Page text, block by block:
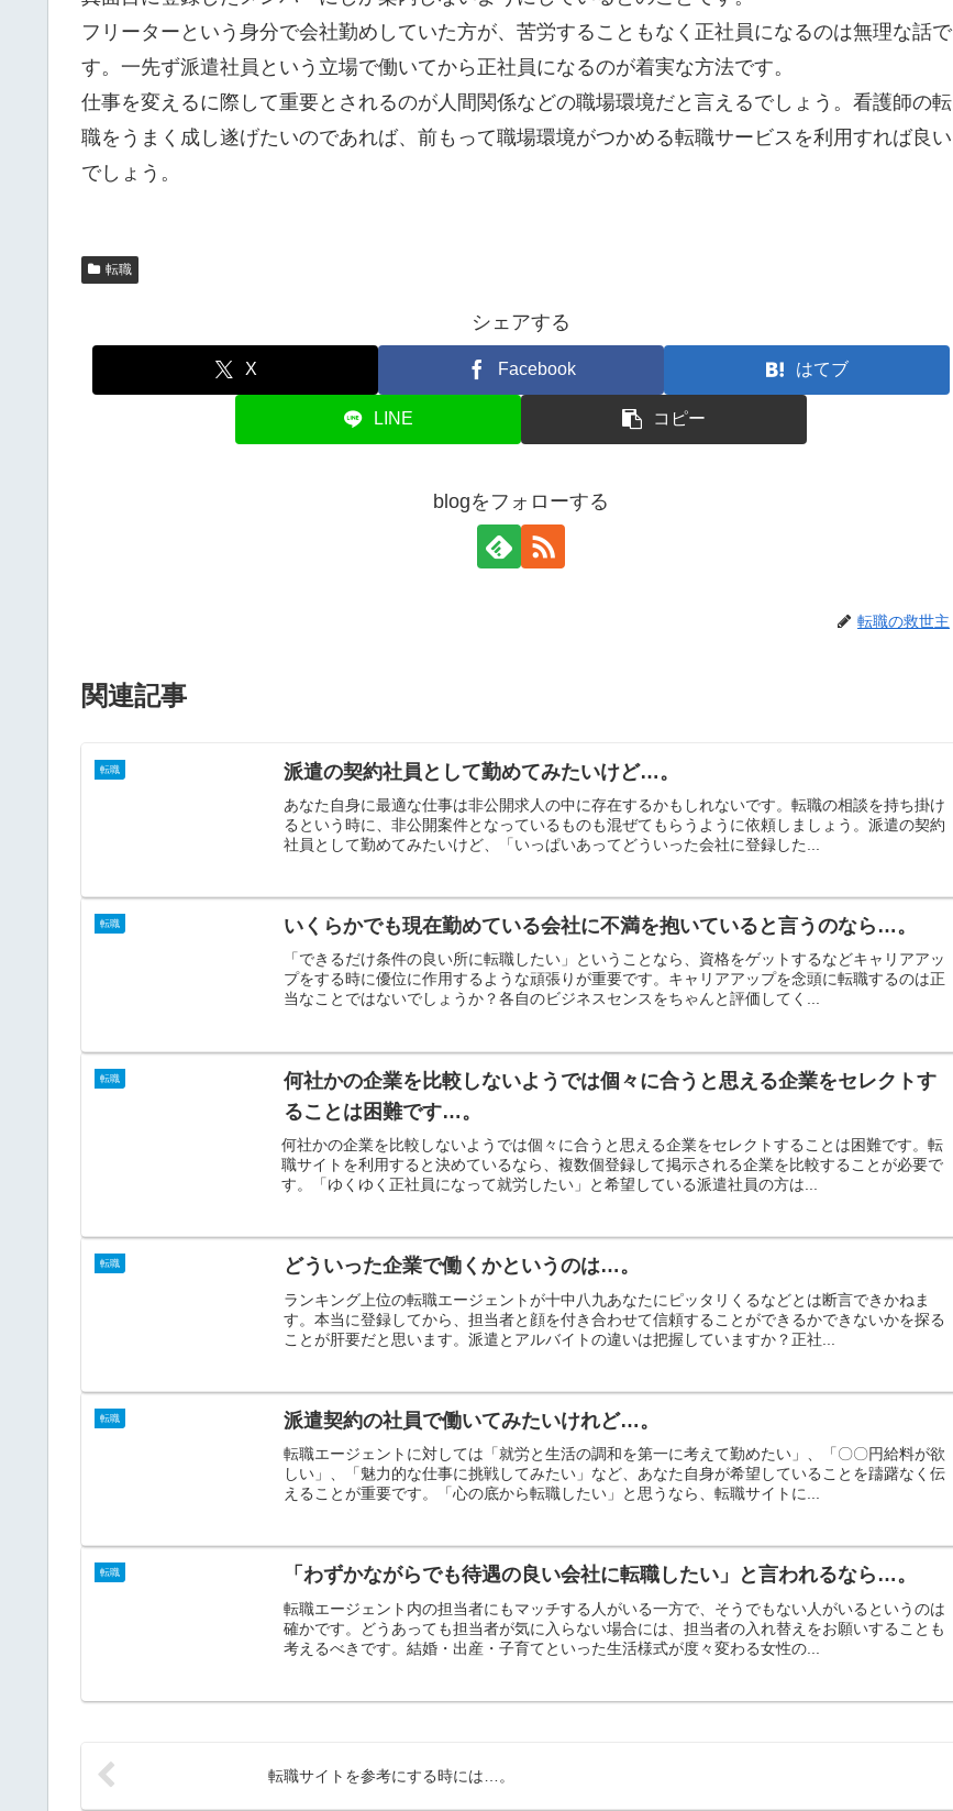
フリーターという身分で会社勤めしていた方が、苦労することもなく正社員になるのは無理な話で
す。一先ず派遣社員という立場で働いてから正社員になるのが着実な方法です。
仕事を変えるに際して重要とされるのが人間関係などの職場環境だと言えるでしょう。看護師の転
職をうまく成し遂げたいのであれば、前もって職場環境がつかめる転職サービスを利用すれば良い
でしょう。
転職
シェアする
X Facebook はてブ
LINE コピー
blogをフォローする
転職の救世主
関連記事
転職 派遣の契約社員として勤めてみたいけど…。
あなた自身に最適な仕事は非公開求人の中に存在するかもしれないです。転職の相談を持ち掛け
るという時に、非公開案件となっているものも混ぜてもらうように依頼しましょう。派遣の契約
社員として勤めてみたいけど、「いっぱいあってどういった会社に登録した...
転職 いくらかでも現在勤めている会社に不満を抱いていると言うのなら…。
「できるだけ条件の良い所に転職したい」ということなら、資格をゲットするなどキャリアアッ
プをする時に優位に作用するような頑張りが重要です。キャリアアップを念頭に転職するのは正
当なことではないでしょうか？各自のビジネスセンスをちゃんと評価してく...
転職
何社かの企業を比較しないようでは個々に合うと思える企業をセレクトす
ることは困難です…。
何社かの企業を比較しないようでは個々に合うと思える企業をセレクトすることは困難です。転
職サイトを利用すると決めているなら、複数個登録して掲示される企業を比較することが必要で
す。「ゆくゆく正社員になって就労したい」と希望している派遣社員の方は...
転職 どういった企業で働くかというのは…。
ランキング上位の転職エージェントが十中八九あなたにピッタリくるなどとは断言できかねま
す。本当に登録してから、担当者と顔を付き合わせて信頼することができるかできないかを探る
ことが肝要だと思います。派遣とアルバイトの違いは把握していますか？正社...
転職 派遣契約の社員で働いてみたいけれど…。
転職エージェントに対しては「就労と生活の調和を第一に考えて勤めたい」、「〇〇円給料が欲
しい」、「魅力的な仕事に挑戦してみたい」など、あなた自身が希望していることを躊躇なく伝
えることが重要です。「心の底から転職したい」と思うなら、転職サイトに...
転職 「わずかながらでも待遇の良い会社に転職したい」と言われるなら…。
転職エージェント内の担当者にもマッチする人がいる一方で、そうでもない人がいるというのは
確かです。どうあっても担当者が気に入らない場合には、担当者の入れ替えをお願いすることも
考えるべきです。結婚・出産・子育てといった生活様式が度々変わる女性の...
転職サイトを参考にする時には…。